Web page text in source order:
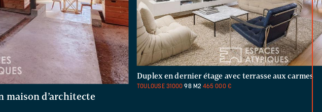
maison d’architecte
Duplex en dernier étage avec terrasse aux carmes
TOULOUSE31000 98 M2 465 000 €